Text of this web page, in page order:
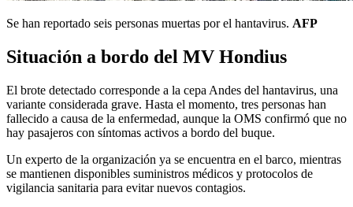
Se han reportado seis personas muertas por el hantavirus. AFP
Situación a bordo del MV Hondius
El brote detectado corresponde a la cepa Andes del hantavirus, una
variante considerada grave. Hasta el momento, tres personas han
fallecido a causa de la enfermedad, aunque la OMS confirmó que no
hay pasajeros con síntomas activos a bordo del buque.
Un experto de la organización ya se encuentra en el barco, mientras
se mantienen disponibles suministros médicos y protocolos de
vigilancia sanitaria para evitar nuevos contagios.